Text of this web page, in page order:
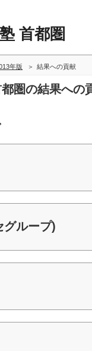
首都圏
年版 結果への貢献
圏の結果への
グループ)